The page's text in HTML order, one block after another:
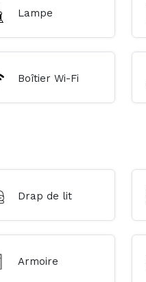
Lampe
Boîtier Wi-Fi
Drap de lit
Armoire